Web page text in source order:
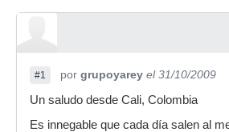
#1 por grupoyarey el 31/10/2009
Un saludo desde Cali, Colombia
Es innegable que cada día salen al